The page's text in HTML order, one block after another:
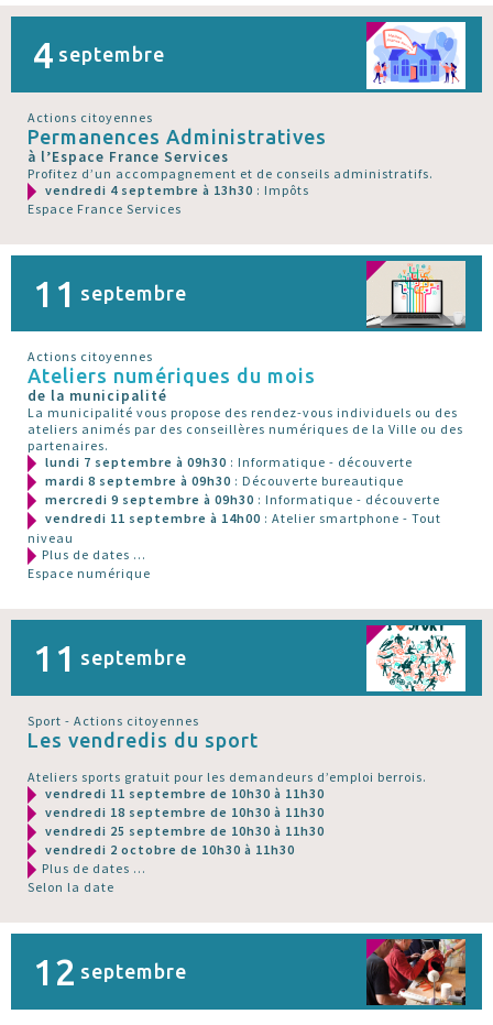
4 septembre
Actions citoyennes
Permanences Administratives
à l’Espace France Services
Profitez d’un accompagnement et de conseils administratifs.
vendredi 4 septembre à 13h30 : Impôts
Espace France Services
11 septembre
Actions citoyennes
Ateliers numériques du mois
de la municipalité
La municipalité vous propose des rendez-vous individuels ou des
ateliers animés par des conseillères numériques de la Ville ou des
partenaires.
lundi 7 septembre à 09h30 : Informatique - découverte
mardi 8 septembre à 09h30 : Découverte bureautique
mercredi 9 septembre à 09h30 : Informatique - découverte
vendredi 11 septembre à 14h00 : Atelier smartphone - Tout
niveau
Plus de dates ...
Espace numérique
11 septembre
Sport - Actions citoyennes
Les vendredis du sport
Ateliers sports gratuit pour les demandeurs d’emploi berrois.
vendredi 11 septembre de 10h30 à 11h30
vendredi 18 septembre de 10h30 à 11h30
vendredi 25 septembre de 10h30 à 11h30
vendredi 2 octobre de 10h30 à 11h30
Plus de dates ...
Selon la date
12 septembre